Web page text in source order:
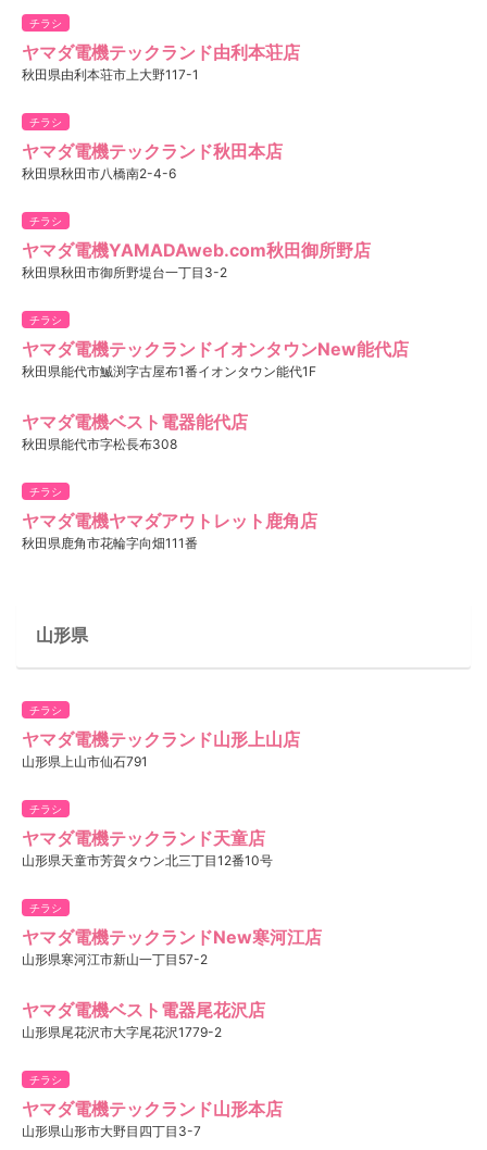
チラシ
ヤマダ電機テックランド由利本荘店
秋田県由利本荘市上大野117-1
チラシ
ヤマダ電機テックランド秋田本店
秋田県秋田市八橋南2-4-6
チラシ
ヤマダ電機YAMADAweb.com秋田御所野店
秋田県秋田市御所野堤台一丁目3-2
チラシ
ヤマダ電機テックランドイオンタウンNew能代店
秋田県能代市鰄渕字古屋布1番イオンタウン能代1F
ヤマダ電機ベスト電器能代店
秋田県能代市字松長布308
チラシ
ヤマダ電機ヤマダアウトレット鹿角店
秋田県鹿角市花輪字向畑111番
山形県
チラシ
ヤマダ電機テックランド山形上山店
山形県上山市仙石791
チラシ
ヤマダ電機テックランド天童店
山形県天童市芳賀タウン北三丁目12番10号
チラシ
ヤマダ電機テックランドNew寒河江店
山形県寒河江市新山一丁目57-2
ヤマダ電機ベスト電器尾花沢店
山形県尾花沢市大字尾花沢1779-2
チラシ
ヤマダ電機テックランド山形本店
山形県山形市大野目四丁目3-7